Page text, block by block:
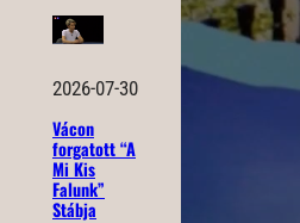
2026-07-30
Vácon
forgatott “A
Mi Kis
Falunk”
Stábja